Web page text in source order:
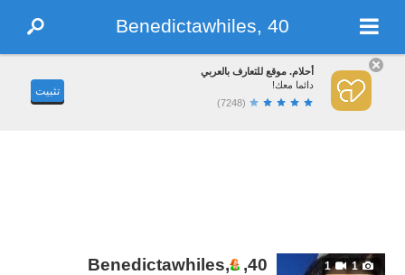
Benedictawhiles, 40
أحلام. موقع للتعارف بالعربي
دائما معك!
(7248)
تثبيت
1
1
Benedictawhiles, ,40